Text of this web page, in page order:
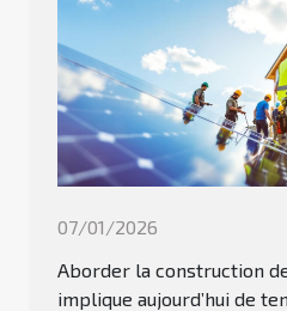
07/01/2026
Aborder la construction
implique aujourd’hui de